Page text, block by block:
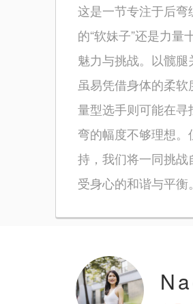
这是一节专注于后
的“软妹子”还是力量
魅力与挑战。以髋腿
虽易凭借身体的柔
量型选手则可能在
弯的幅度不够理想
持，我们将一同挑
受身心的和谐与平衡。